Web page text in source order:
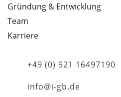
Gründung & Entwicklung
Team
Karriere
+49 (0) 921 16497190
info@i-gb.de